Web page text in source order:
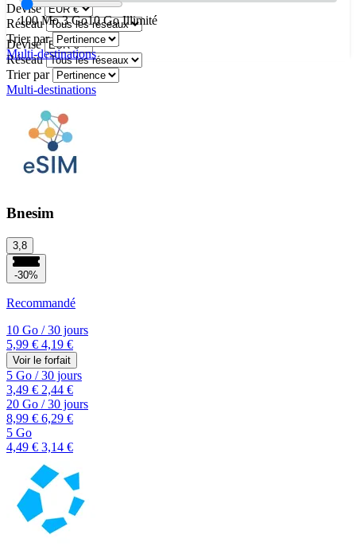
Devise
Réseau
Trier par
Multi-destinations
100 Mo 3 Go10 Go Illimité
Devise
Réseau
Trier par
Multi-destinations
Bnesim
3,8
-30%
Recommandé
10 Go /30 jours
5,99 € 4,19 €
Voir le forfait
5 Go /30 jours
3,49 € 2,44 €
20 Go /30 jours
8,99 € 6,29 €
5 Go
4,49 € 3,14 €